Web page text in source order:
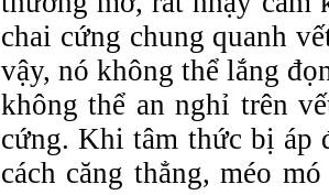
chai cứng chung quanh
vậy, nó không thể lắng
không thể an nghỉ trên
cứng. Khi tâm thức bị áp
cách căng thẳng, méo